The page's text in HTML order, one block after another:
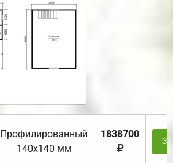
Профилированный
140х140 мм
1838700